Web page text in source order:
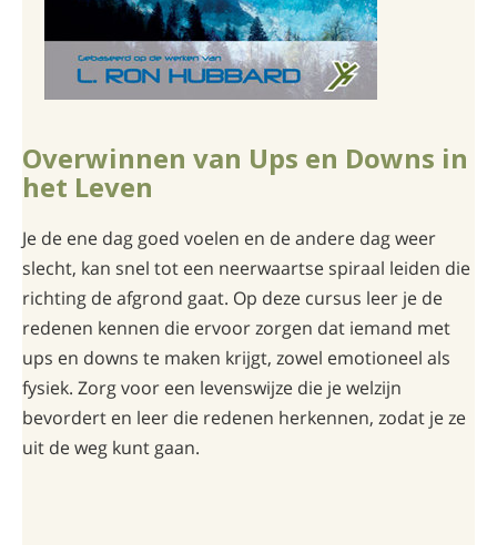
Overwinnen van Ups en Downs in
het Leven
Je de ene dag goed voelen en de andere dag weer
slecht, kan snel tot een neerwaartse spiraal leiden die
richting de afgrond gaat. Op deze cursus leer je de
redenen kennen die ervoor zorgen dat iemand met
ups en downs te maken krijgt, zowel emotioneel als
fysiek. Zorg voor een levenswijze die je welzijn
bevordert en leer die redenen herkennen, zodat je ze
uit de weg kunt gaan.